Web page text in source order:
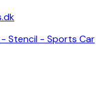
- Stencil - Sports Car